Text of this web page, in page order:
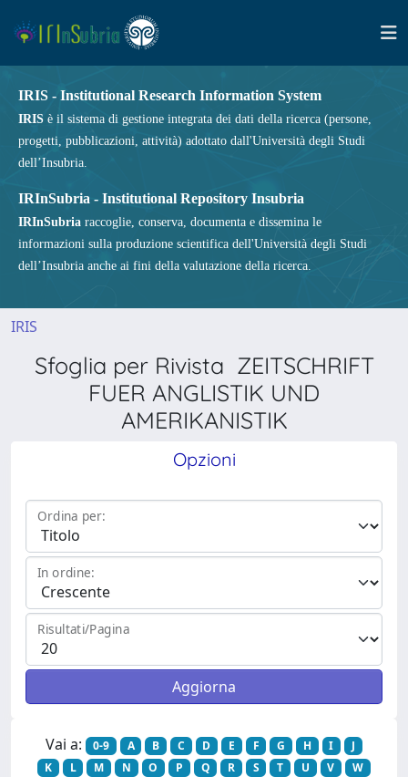
IRIS - Institutional Research Information System
IRIS è il sistema di gestione integrata dei dati della ricerca (persone,
progetti, pubblicazioni, attività) adottato dall'Università degli Studi
dell’Insubria.
IRInSubria - Institutional Repository Insubria
IRInSubria raccoglie, conserva, documenta e dissemina le
informazioni sulla produzione scientifica dell'Università degli Studi
dell’Insubria anche ai fini della valutazione della ricerca.
IRIS
Sfoglia per Rivista ZEITSCHRIFT
FUER ANGLISTIK UND
AMERIKANISTIK
Opzioni
Ordina per:
In ordine:
Risultati/Pagina
Vai a: 0-9 A B C D E F G H I
J
K
L M N O P Q R S T U V
W